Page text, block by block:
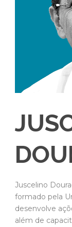
Juscelino
formado pela
desenvolve
além de